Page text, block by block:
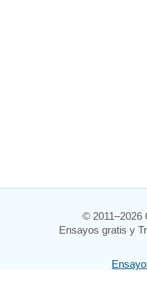
© 2011–2026
Ensayos gratis y